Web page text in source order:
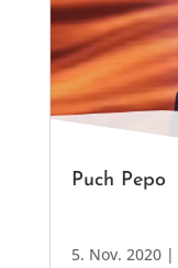
Puch Pepo
5. Nov. 2020|